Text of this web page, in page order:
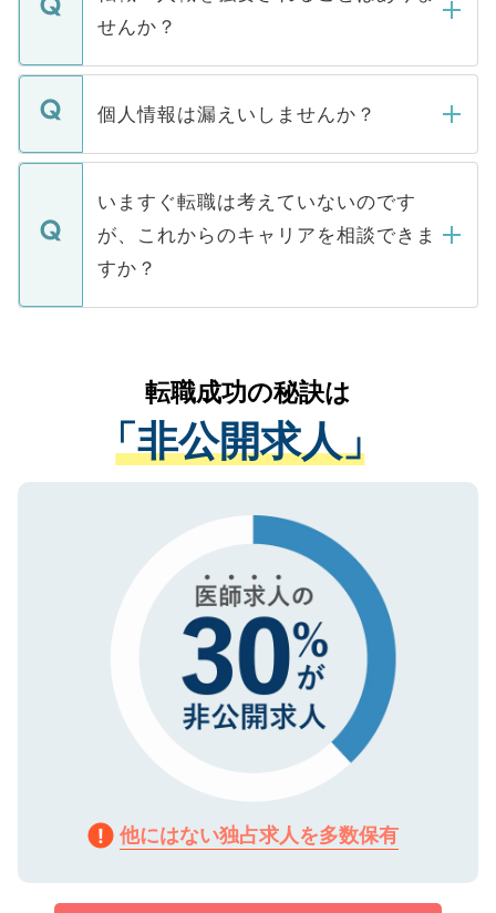
い。
けない「非公開求人」です。非公開求人は
下記の理由によって、一般には公開してい
ません。
■応募殺到を避けるため 人気のある医療機
関を公にしてしまうと、応募が殺到する場
に、医療機関が求める条件に合った人材の
みを人材紹介会社に依頼するケースが増え
ています。
せんか？
転職・入職を強要することは一切ありませ
ん。また、仮に応募先から内定をいただい
定を承諾する必要はありません。内定先へ
の辞退の連絡はキャリアパートナーが行い
ますので、ご安心ください。
個人情報は漏えいしませんか？
個人情報が漏えいすることはありませんの
で、ご安心ください。当サイトからの登録
などで収集したご登録者様の個人情報は、
ご本人のキャリアアップおよび転職活動の
支援を目的に使用いたします。お預かりし
ているすべての個人データはご本人の許可
は、個人情報の取り扱いについての厳密な
管理基準を満たした事業者のみに付与され
る、プライバシーマークを取得済みです。
ご登録いただいた個人情報は、SSL（デー
で、機密保持に関してもご安心ください。
いますぐ転職は考えていないのです
が、これからのキャリアを相談できま
すか？
かがいして、現在の医療機関の状況や紹介
経験をまじえながら、適切なアドバイスを
させていただきます。すぐにご転職をされ
ない方には、長期的なサポートが可能です
ので、まずはご登録ください。
転職成功の秘訣は
「非公開求人」
他にはない独占求人を多数保有